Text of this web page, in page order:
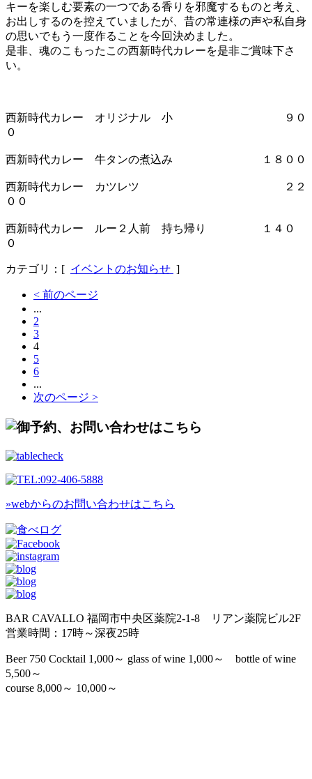
キーを楽しむ要素の一つである香りを邪魔するものと考え、
お出しするのを控えていましたが、昔の常連様の声や私自身
の思いでもう一度作ることを今回決めました。
是非、魂のこもったこの西新時代カレーを是非ご賞味下さ
い。
西新時代カレー オリジナル 小 ９０
０
西新時代カレー 牛タンの煮込み １８００
西新時代カレー カツレツ ２２
００
西新時代カレー ルー２人前 持ち帰り １４０
０
カテゴリ：[ イベントのお知らせ ]
< 前のページ
...
2
3
4
5
6
...
次のページ >
»webからのお問い合わせはこちら
BAR CAVALLO 福岡市中央区薬院2-1-8 リアン薬院ビル2F
営業時間：17時～深夜25時
Beer 750 Cocktail 1,000～ glass of wine 1,000～ bottle of wine
5,500～
course 8,000～ 10,000～